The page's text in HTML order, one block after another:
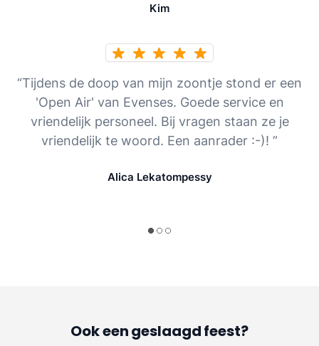
Kim
“Tijdens de doop van mijn zoontje stond er een
'Open Air' van Evenses. Goede service en
vriendelijk personeel. Bij vragen staan ze je
vriendelijk te woord. Een aanrader :-)! ”
Alica Lekatompessy
Ook een geslaagd feest?